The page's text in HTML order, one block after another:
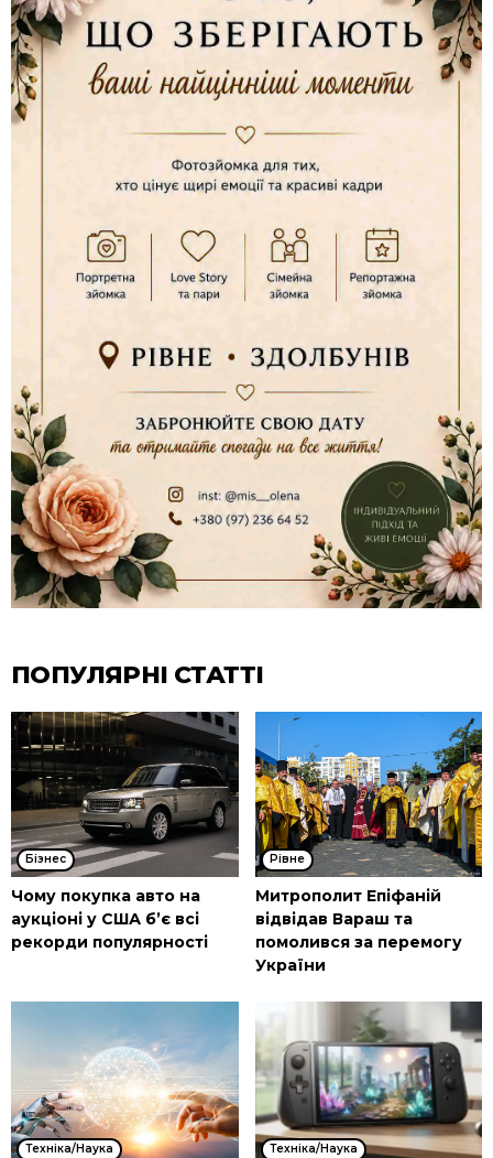
ПОПУЛЯРНІ СТАТТІ
Бізнес
Чому покупка авто на
аукціоні у США б’є всі
рекорди популярності
Рівне
Митрополит Епіфаній
відвідав Вараш та
помолився за перемогу
України
Техніка/Наука Техніка/Наука